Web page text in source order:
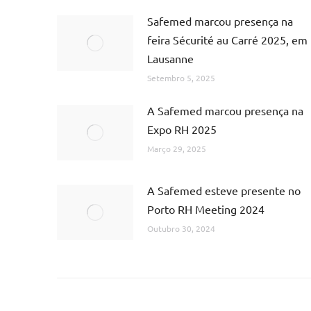
Safemed marcou presença na
feira Sécurité au Carré 2025, em
Lausanne
Setembro 5, 2025
A Safemed marcou presença na
Expo RH 2025
Março 29, 2025
A Safemed esteve presente no
Porto RH Meeting 2024
Outubro 30, 2024